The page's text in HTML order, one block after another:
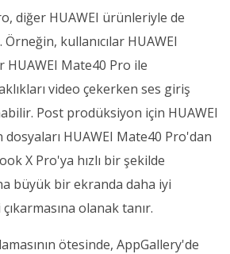
diğer HUAWEI ürünleriyle de
kullanıcılar HUAWEI
HUAWEI Mate40 Pro ile
video çekerken ses giriş
Post prodüksiyon için HUAWEI
dosyaları HUAWEI Mate40 Pro'dan
X Pro'ya hızlı bir şekilde
büyük bir ekranda daha iyi
olanak tanır.
ötesinde, AppGallery'de